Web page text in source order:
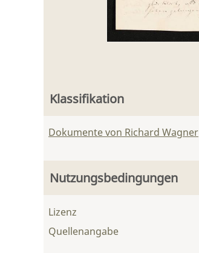
Klassifikation
Dokumente von Richard Wagner
Nutzungsbedingungen
Lizenz
Quellenangabe